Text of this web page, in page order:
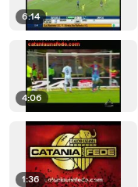
6:14
4:06
1:36